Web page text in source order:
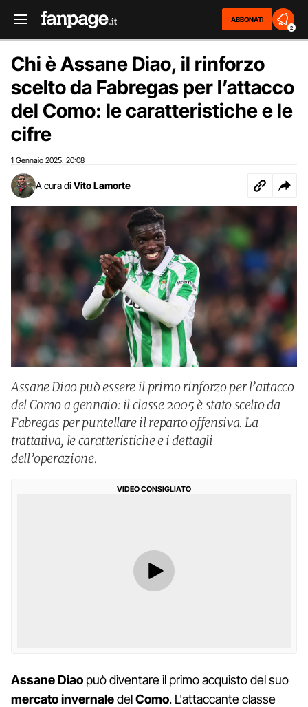
ABBONATI
2
Chi è Assane Diao, il rinforzo
scelto da Fabregas per l’attacco
del Como: le caratteristiche e le
cifre
1 Gennaio 2025 20:08
A cura di Vito Lamorte
Assane Diao può essere il primo rinforzo per l’attacco
del Como a gennaio: il classe 2005 è stato scelto da
Fabregas per puntellare il reparto offensiva. La
trattativa, le caratteristiche e i dettagli
dell’operazione.
VIDEO CONSIGLIATO
Assane Diao può diventare il primo acquisto del suo
mercato invernaledelComo. L'attaccante classe